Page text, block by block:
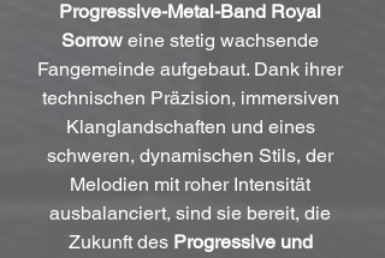
Progressive-Metal-Band Royal
Sorrow eine stetig wachsende
Fangemeinde aufgebaut. Dank ihrer
technischen Präzision, immersiven
Klanglandschaften und eines
schweren, dynamischen Stils, der
Melodien mit roher Intensität
ausbalanciert, sind sie bereit, die
Zukunft des Progressive und